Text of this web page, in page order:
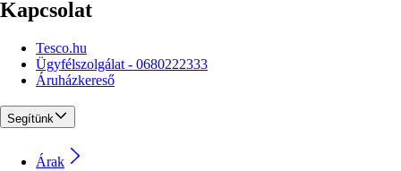
Kapcsolat
Tesco.hu
Ügyfélszolgálat - 0680222333
Áruházkereső
Segítünk
Árak